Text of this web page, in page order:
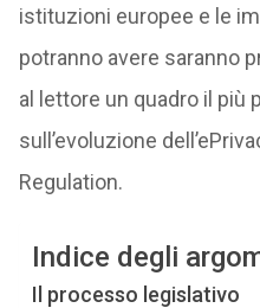
istituzioni europee e le
potranno avere saranno
al lettore un quadro il più
sull’evoluzione
Regulation.
Indice degli
Il processo legislativo